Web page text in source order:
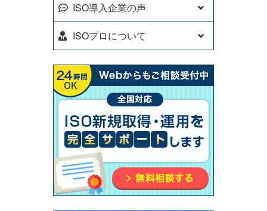
ISO導入企業の声
ISOプロについて